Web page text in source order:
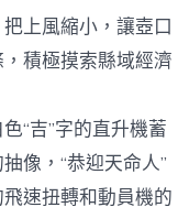
上風縮小，讓壺口
積極摸索縣域經濟
“吉”字的直升機蓄
像，“恭迎天命人”
速扭轉和動員機的